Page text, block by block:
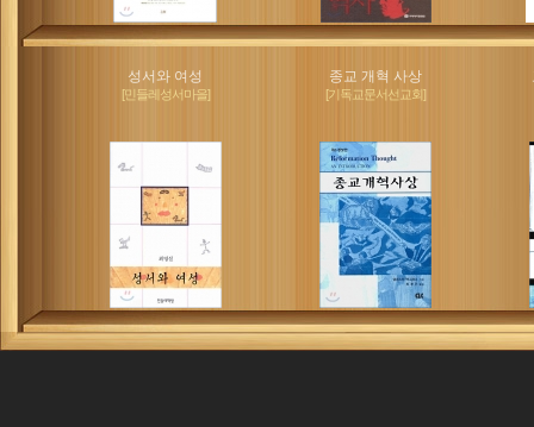
성서와 여성
[민들레성서마을]
종교 개혁 사상
[기독교문서선교회]